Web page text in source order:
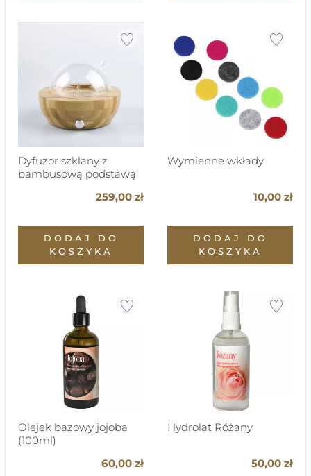
Dyfuzor szklany z
bambusową podstawą
259,00 zł
DODAJ DO
KOSZYKA
Wymienne wkłady
10,00 zł
DODAJ DO
KOSZYKA
Olejek bazowy jojoba
(100ml)
60,00 zł
Hydrolat Różany
50,00 zł